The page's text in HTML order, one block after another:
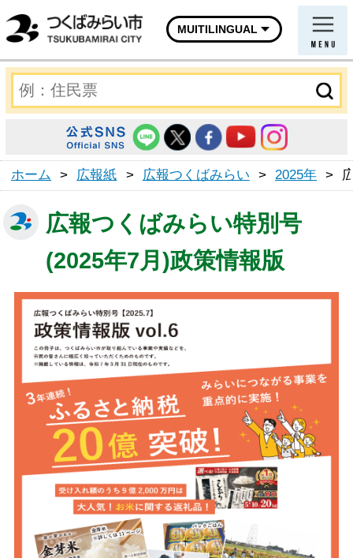
MUITILINGUAL
ホーム > 広報紙 > 広報つくばみらい > 2025年 >
広報つくばみらい特別号
(2025年7月)政策情報版